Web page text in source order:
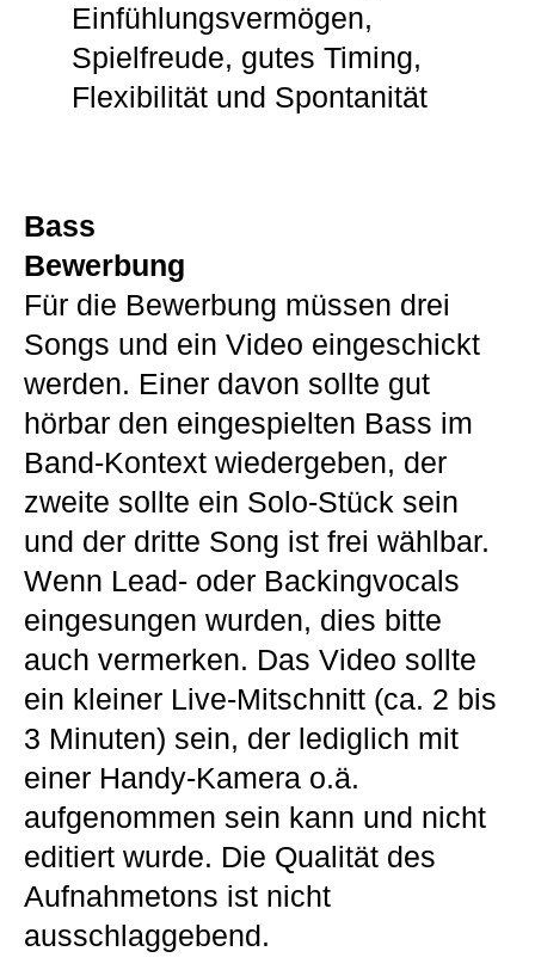
Einfühlungsvermögen,
Spielfreude, gutes Timing,
Flexibilität und Spontanität
Bass
Bewerbung
Für die Bewerbung müssen drei
Songs und ein Video eingeschickt
werden. Einer davon sollte gut
hörbar den eingespielten Bass im
Band-Kontext wiedergeben, der
zweite sollte ein Solo-Stück sein
und der dritte Song ist frei wählbar.
Wenn Lead- oder Backingvocals
eingesungen wurden, dies bitte
auch vermerken. Das Video sollte
ein kleiner Live-Mitschnitt (ca. 2 bis
3 Minuten) sein, der lediglich mit
einer Handy-Kamera o.ä.
aufgenommen sein kann und nicht
editiert wurde. Die Qualität des
Aufnahmetons ist nicht
ausschlaggebend.